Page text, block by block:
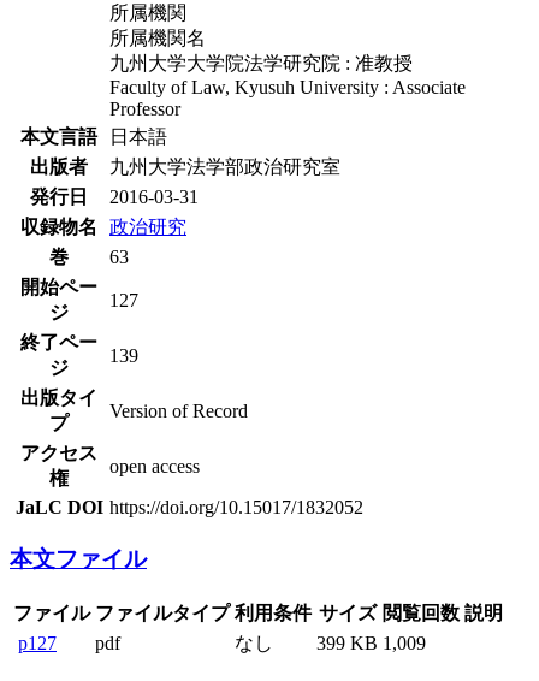
所属機関
所属機関名
九州大学大学院法学研究院 : 准教授
Faculty of Law, Kyusuh University : Associate
Professor
本文言語
日本語
出版者
九州大学法学部政治研究室
発行日
2016-03-31
収録物名
政治研究
巻
63
開始ペー
ジ
127
終了ペー
ジ
139
出版タイ
プ
Version of Record
アクセス
権
open access
JaLC DOI https://doi.org/10.15017/1832052
本文ファイル
ファイル ファイルタイプ 利用条件 サイズ 閲覧回数 説明
p127 pdf なし 399 KB 1,009